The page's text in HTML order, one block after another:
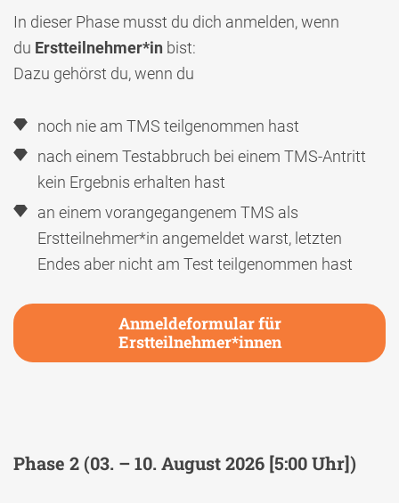
In dieser Phase musst du dich anmelden, wenn
du Erstteilnehmer*in bist:
Dazu gehörst du, wenn du
noch nie am TMS teilgenommen hast
nach einem Testabbruch bei einem TMS-Antritt
kein Ergebnis erhalten hast
an einem vorangegangenem TMS als
Erstteilnehmer*in angemeldet warst, letzten
Endes aber nicht am Test teilgenommen hast
Anmeldeformular für
Erstteilnehmer*innen
Phase 2 (03. – 10. August 2026 [5:00 Uhr])